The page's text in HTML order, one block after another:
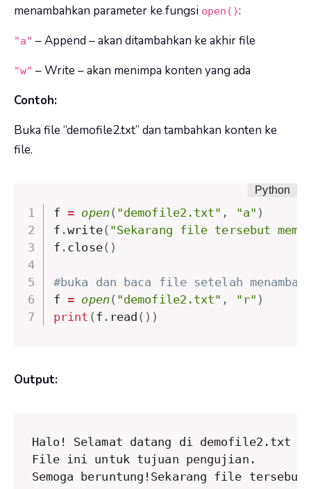
menambahkan parameter ke fungsi open():
"a" – Append – akan ditambahkan ke akhir file
"w" – Write – akan menimpa konten yang ada
Contoh:
Buka file “demofile2.txt” dan tambahkan konten ke
file.
f = open ( "demofile2.txt" , "a" )
f .write( "Sekarang file tersebut
f . close( )
#buka dan baca file setelah
f = open ( "demofile2.txt" , "r" )
print ( f . read ( ) )
Output:
Halo! Selamat datang di demofile2.txt
File ini untuk tujuan pengujian.
Semoga beruntung!Sekarang file